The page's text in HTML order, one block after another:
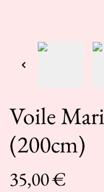
Voile
(200cm)
35,00 €